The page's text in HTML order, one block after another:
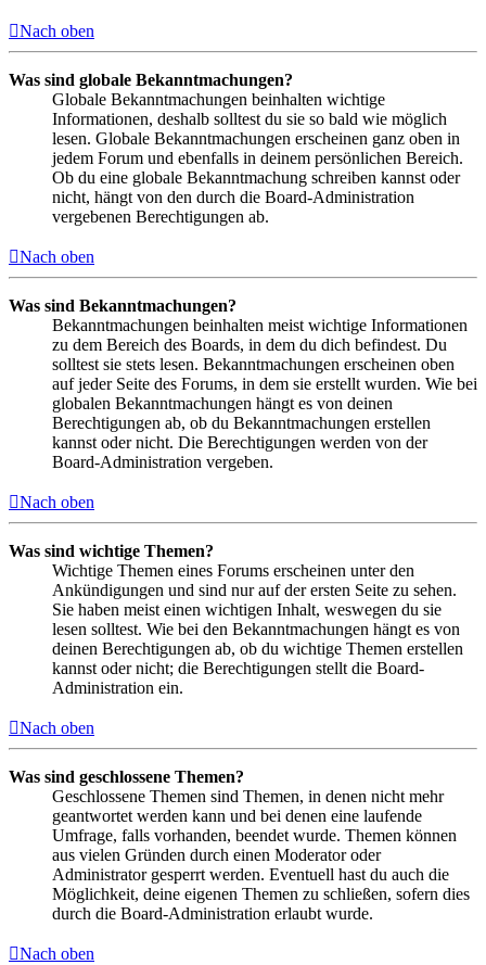
Nach oben
Was sind globale Bekanntmachungen?
Globale Bekanntmachungen beinhalten wichtige
Informationen, deshalb solltest du sie so bald wie möglich
lesen. Globale Bekanntmachungen erscheinen ganz oben in
jedem Forum und ebenfalls in deinem persönlichen Bereich.
Ob du eine globale Bekanntmachung schreiben kannst oder
nicht, hängt von den durch die Board-Administration
vergebenen Berechtigungen ab.
Nach oben
Was sind Bekanntmachungen?
Bekanntmachungen beinhalten meist wichtige Informationen
zu dem Bereich des Boards, in dem du dich befindest. Du
solltest sie stets lesen. Bekanntmachungen erscheinen oben
auf jeder Seite des Forums, in dem sie erstellt wurden. Wie bei
globalen Bekanntmachungen hängt es von deinen
Berechtigungen ab, ob du Bekanntmachungen erstellen
kannst oder nicht. Die Berechtigungen werden von der
Board-Administration vergeben.
Nach oben
Was sind wichtige Themen?
Wichtige Themen eines Forums erscheinen unter den
Ankündigungen und sind nur auf der ersten Seite zu sehen.
Sie haben meist einen wichtigen Inhalt, weswegen du sie
lesen solltest. Wie bei den Bekanntmachungen hängt es von
deinen Berechtigungen ab, ob du wichtige Themen erstellen
kannst oder nicht; die Berechtigungen stellt die Board-
Administration ein.
Nach oben
Was sind geschlossene Themen?
Geschlossene Themen sind Themen, in denen nicht mehr
geantwortet werden kann und bei denen eine laufende
Umfrage, falls vorhanden, beendet wurde. Themen können
aus vielen Gründen durch einen Moderator oder
Administrator gesperrt werden. Eventuell hast du auch die
Möglichkeit, deine eigenen Themen zu schließen, sofern dies
durch die Board-Administration erlaubt wurde.
Nach oben